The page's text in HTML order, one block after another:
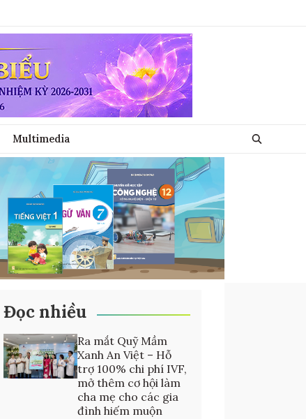
Multimedia
Đọc nhiều
Ra mắt Quỹ Mầm
Xanh An Việt – Hỗ
trợ 100% chi phí IVF,
mở thêm cơ hội làm
cha mẹ cho các gia
đình hiếm muộn